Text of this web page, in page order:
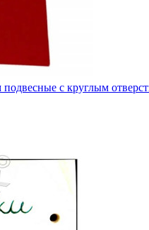
с круглым